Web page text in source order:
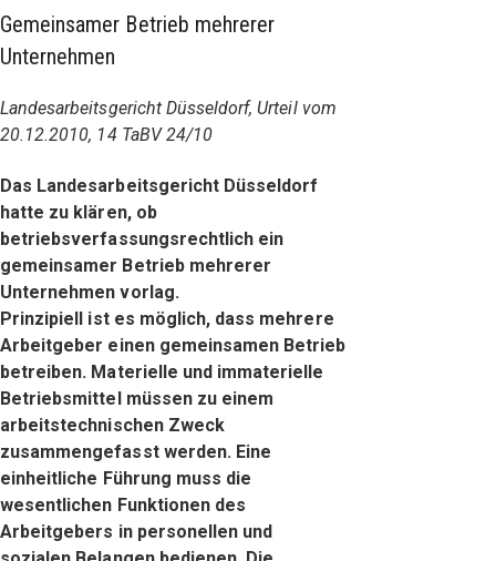
Gemeinsamer Betrieb mehrerer
Unternehmen
Landesarbeitsgericht Düsseldorf, Urteil vom
20.12.2010, 14 TaBV 24/10
Das Landesarbeitsgericht Düsseldorf
hatte zu klären, ob
betriebsverfassungsrechtlich ein
gemeinsamer Betrieb mehrerer
Unternehmen vorlag.
Prinzipiell ist es möglich, dass mehrere
Arbeitgeber einen gemeinsamen Betrieb
betreiben. Materielle und immaterielle
Betriebsmittel müssen zu einem
arbeitstechnischen Zweck
zusammengefasst werden. Eine
einheitliche Führung muss die
wesentlichen Funktionen des
Arbeitgebers in personellen und